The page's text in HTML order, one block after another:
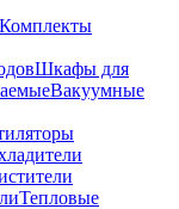
Комплекты
Шкафы для
Вакуумные
Тепловые